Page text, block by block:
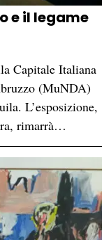
e il legame
Capitale Italiana
(MuNDA)
L’esposizione,
rimarrà…